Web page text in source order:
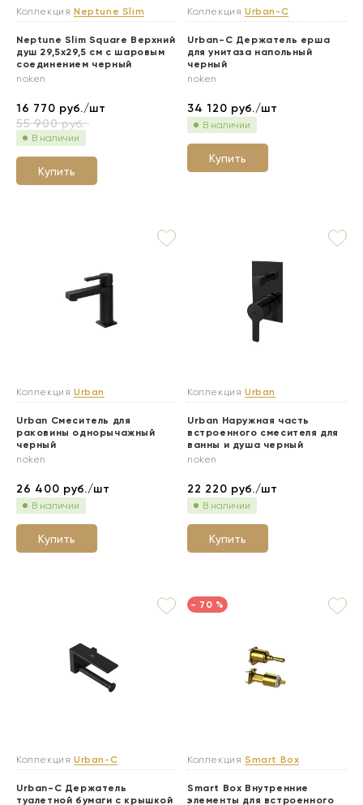
Коллекция Neptune Slim
Neptune Slim Square Верхний
душ 29,5х29,5 см с шаровым
соединением черный
noken
16 770 руб./шт
55 900руб.
В наличии
Купить
Коллекция Urban-C
Urban-C Держатель ерша
для унитаза напольный
черный
noken
34 120 руб./шт
В наличии
Купить
Коллекция Urban
Urban Смеситель для
раковины однорычажный
черный
noken
26 400 руб./шт
В наличии
Купить
Коллекция Urban
Urban Наружная часть
встроенного смесителя для
ванны и душа черный
noken
22 220 руб./шт
В наличии
Купить
Коллекция Urban-C
Urban-C Держатель
туалетной бумаги с крышкой
- 70 %
Коллекция Smart Box
Smart Box Внутренние
элементы для встроенного